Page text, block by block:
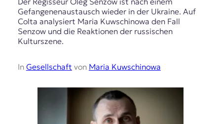
Gefangenenaustausch wieder in der Ukraine. Auf
Colta analysiert Maria Kuwschinowa den Fall
Senzow und die Reaktionen der russischen
Kulturszene.
In Gesellschaft von Maria Kuwschinowa